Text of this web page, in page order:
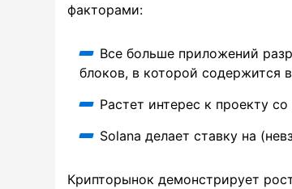
факторами:
Все больше приложений
блоков, в которой содержится
Растет интерес к проекту
Solana делает ставку на
Крипторынок демонстрирует